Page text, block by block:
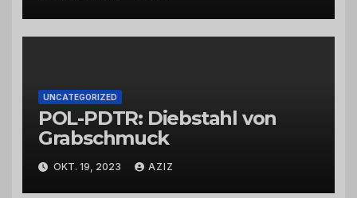
UNCATEGORIZED
POL-PDTR: Diebstahl von
Grabschmuck
OKT. 19, 2023 AZIZ